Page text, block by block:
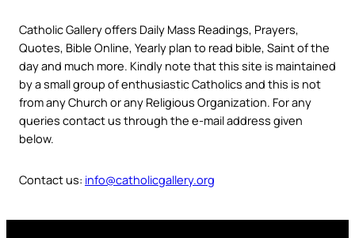
Catholic Gallery offers Daily Mass Readings, Prayers,
Quotes, Bible Online, Yearly plan to read bible, Saint of the
day and much more. Kindly note that this site is maintained
by a small group of enthusiastic Catholics and this is not
from any Church or any Religious Organization. For any
queries contact us through the e-mail address given
below.
Contact us: info@catholicgallery.org